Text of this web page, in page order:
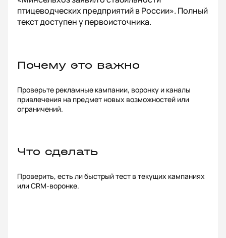
птицеводческих предприятий в России». Полный
текст доступен у первоисточника.
Почему это важно
Проверьте рекламные кампании, воронку и каналы
привлечения на предмет новых возможностей или
ограничений.
Что сделать
Проверить, есть ли быстрый тест в текущих кампаниях
или CRM-воронке.